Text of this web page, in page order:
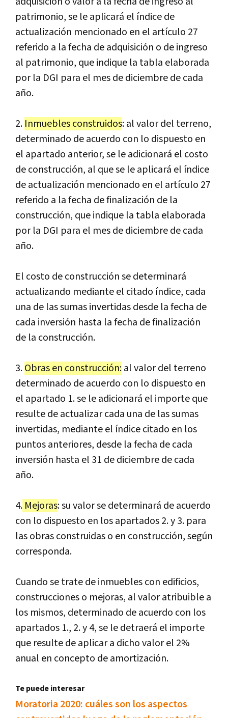
patrimonio, se le aplicará el índice de
actualización mencionado en el artículo 27
referido a la fecha de adquisición o de ingreso
al patrimonio, que indique la tabla elaborada
por la DGI para el mes de diciembre de cada
año.
2. Inmuebles construidos: al valor del terreno,
determinado de acuerdo con lo dispuesto en
el apartado anterior, se le adicionará el costo
de construcción, al que se le aplicará el índice
de actualización mencionado en el artículo 27
referido a la fecha de finalización de la
construcción, que indique la tabla elaborada
por la DGI para el mes de diciembre de cada
año.
El costo de construcción se determinará
actualizando mediante el citado índice, cada
una de las sumas invertidas desde la fecha de
cada inversión hasta la fecha de finalización
de la construcción.
3.Obras en construcción:al valor del terreno
determinado de acuerdo con lo dispuesto en
el apartado 1. se le adicionará el importe que
resulte de actualizar cada una de las sumas
invertidas, mediante el índice citado en los
puntos anteriores, desde la fecha de cada
inversión hasta el 31 de diciembre de cada
año.
4. Mejoras: su valor se determinará de acuerdo
con lo dispuesto en los apartados 2. y 3. para
las obras construidas o en construcción, según
corresponda.
Cuando se trate de inmuebles con edificios,
construcciones o mejoras, al valor atribuible a
los mismos, determinado de acuerdo con los
apartados 1., 2. y 4, se le detraerá el importe
que resulte de aplicar a dicho valor el 2%
anual en concepto de amortización.
Te puede interesar
Moratoria 2020: cuáles son los aspectos